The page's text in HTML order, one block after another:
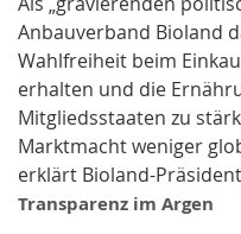
Anbauverband Bioland
Wahlfreiheit beim
erhalten und die
Mitgliedsstaaten zu
Marktmacht weniger
erklärt Bioland-Präsident
Transparenz im Argen